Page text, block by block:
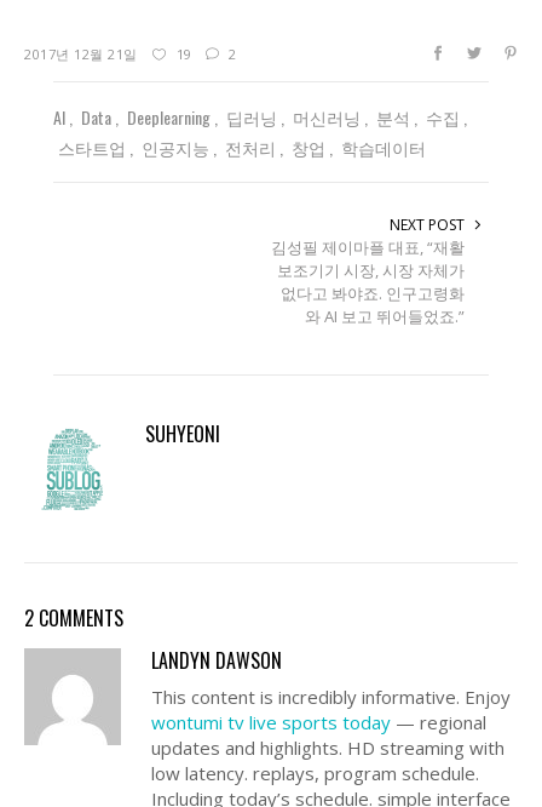
2017년 12월 21일 19 2
AI Data Deeplearning 딥러닝 머신러닝 분석
수집
스타트업
인공지능 전처리 창업 학습데이터
NEXT POST
김성필 제이마플 대표, “재활
보조기기 시장, 시장 자체가
없다고 봐야죠. 인구고령화
와 AI 보고 뛰어들었죠.”
SUHYEONI
2 COMMENTS
LANDYN DAWSON
This content is incredibly informative. Enjoy
wontumi tv live sports today — regional
updates and highlights. HD streaming with
low latency. replays, program schedule.
Including today’s schedule. simple interface